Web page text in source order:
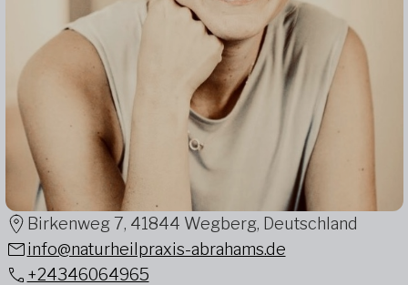
Birkenweg 7, 41844 Wegberg, Deutschland
info@naturheilpraxis-abrahams.de
+24346064965